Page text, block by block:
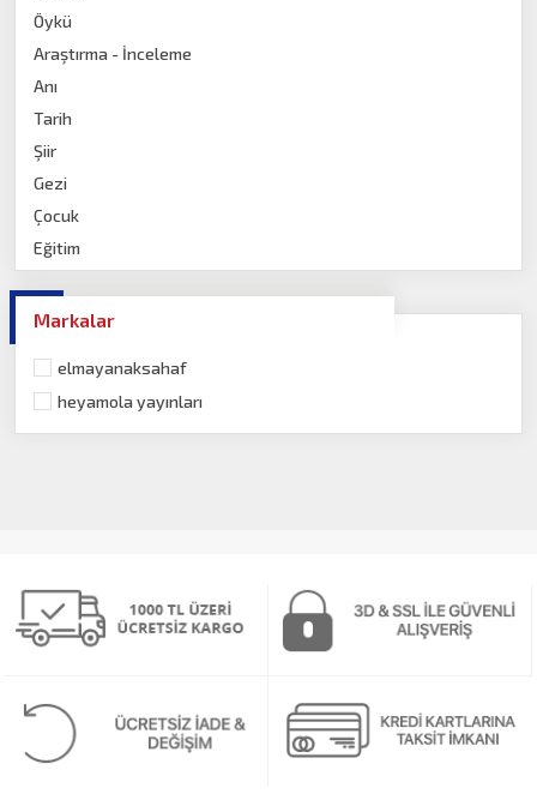
Öykü
Araştırma - İnceleme
Anı
Tarih
Şiir
Gezi
Çocuk
Eğitim
Bilim ve Teknoloji
İstanbul Kitapları
İzmir Kitapları
Psikoloji
Halk Kültürü
Markalar
elmayanaksahaf
heyamola yayınları